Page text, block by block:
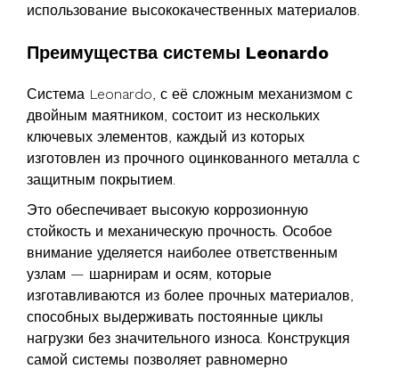
использование высококачественных материалов.
Преимущества системы Leonardo
Система Leonardo, с её сложным механизмом с
двойным маятником, состоит из нескольких
ключевых элементов, каждый из которых
изготовлен из прочного оцинкованного металла с
защитным покрытием.
Это обеспечивает высокую коррозионную
стойкость и механическую прочность. Особое
внимание уделяется наиболее ответственным
узлам — шарнирам и осям, которые
изготавливаются из более прочных материалов,
способных выдерживать постоянные циклы
нагрузки без значительного износа. Конструкция
самой системы позволяет равномерно